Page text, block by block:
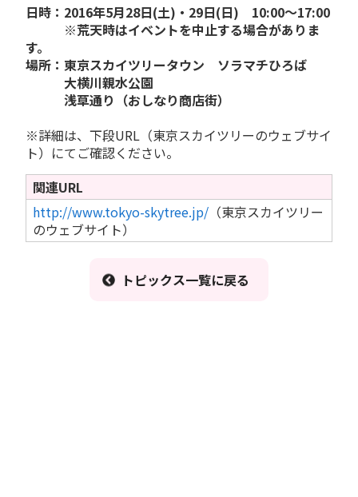
日時：2016年5月28日(土)・29日(日) 10:00～17:00
※荒天時はイベントを中止する場合がありま
す。
場所：東京スカイツリータウン ソラマチひろば
大横川親水公園
浅草通り（おしなり商店街）
※詳細は、下段URL（東京スカイツリーのウェブサイ
ト）にてご確認ください。
関連URL
http://www.tokyo-skytree.jp/ （東京スカイツリー
のウェブサイト）
トピックス一覧に戻る